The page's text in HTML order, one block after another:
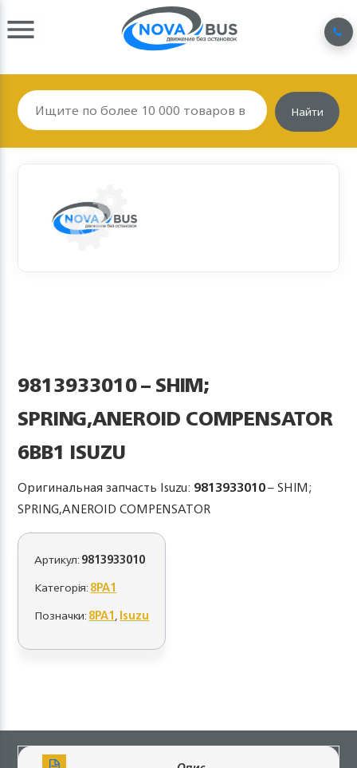
Найти
9813933010 – SHIM;
SPRING,ANEROID COMPENSATOR
6BB1 ISUZU
Оригинальная запчасть Isuzu: 9813933010– SHIM;
SPRING,ANEROID COMPENSATOR
Артикул:9813933010
Категорія:8PA1
Позначки:8PA1,Isuzu